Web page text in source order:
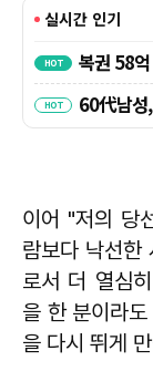
이어 "저의 당
람보다 낙선한
로서 더 열심
을 한 분이라
을 다시 뛰게